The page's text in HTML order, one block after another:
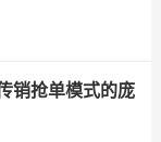
销抢单模式的庞